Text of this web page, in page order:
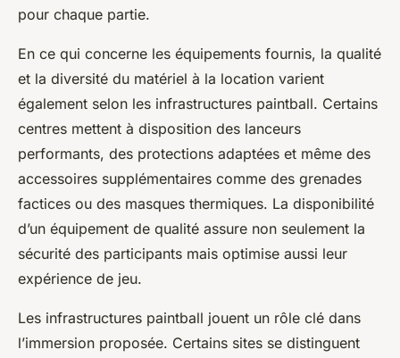
pour chaque partie.
En ce qui concerne les équipements fournis, la qualité
et la diversité du matériel à la location varient
également selon les infrastructures paintball. Certains
centres mettent à disposition des lanceurs
performants, des protections adaptées et même des
accessoires supplémentaires comme des grenades
factices ou des masques thermiques. La disponibilité
d’un équipement de qualité assure non seulement la
sécurité des participants mais optimise aussi leur
expérience de jeu.
Les infrastructures paintball jouent un rôle clé dans
l’immersion proposée. Certains sites se distinguent